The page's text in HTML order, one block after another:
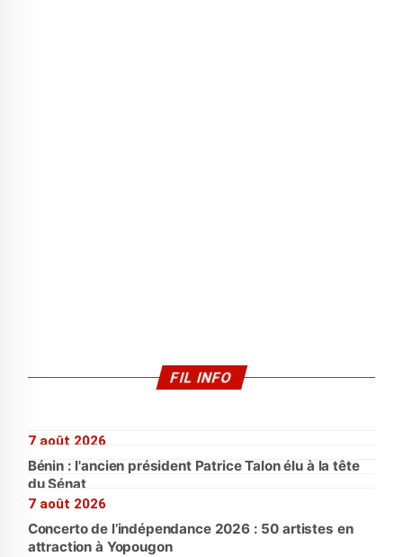
FIL INFO
7 août 2026
Bénin : l'ancien président Patrice Talon élu à la tête
du Sénat
7 août 2026
Concerto de l’indépendance 2026 : 50 artistes en
attraction à Yopougon